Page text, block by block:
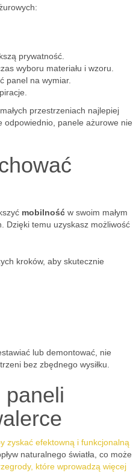
prywatność.
wyboru materiału i wzoru.
panel na wymiar.
przestrzeniach najlepiej
odpowiednio, panele ażurowe nie
mobilność w swoim małym
Dzięki temu uzyskasz możliwość
kroków, aby skutecznie
lub demontować, nie
bez zbędnego wysiłku.
paneli
zyskać efektowną i funkcjonalną
naturalnego światła, co może
które wprowadzą więcej